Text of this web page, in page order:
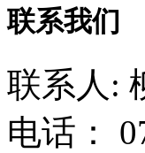
联系我们
联系人:
电话：